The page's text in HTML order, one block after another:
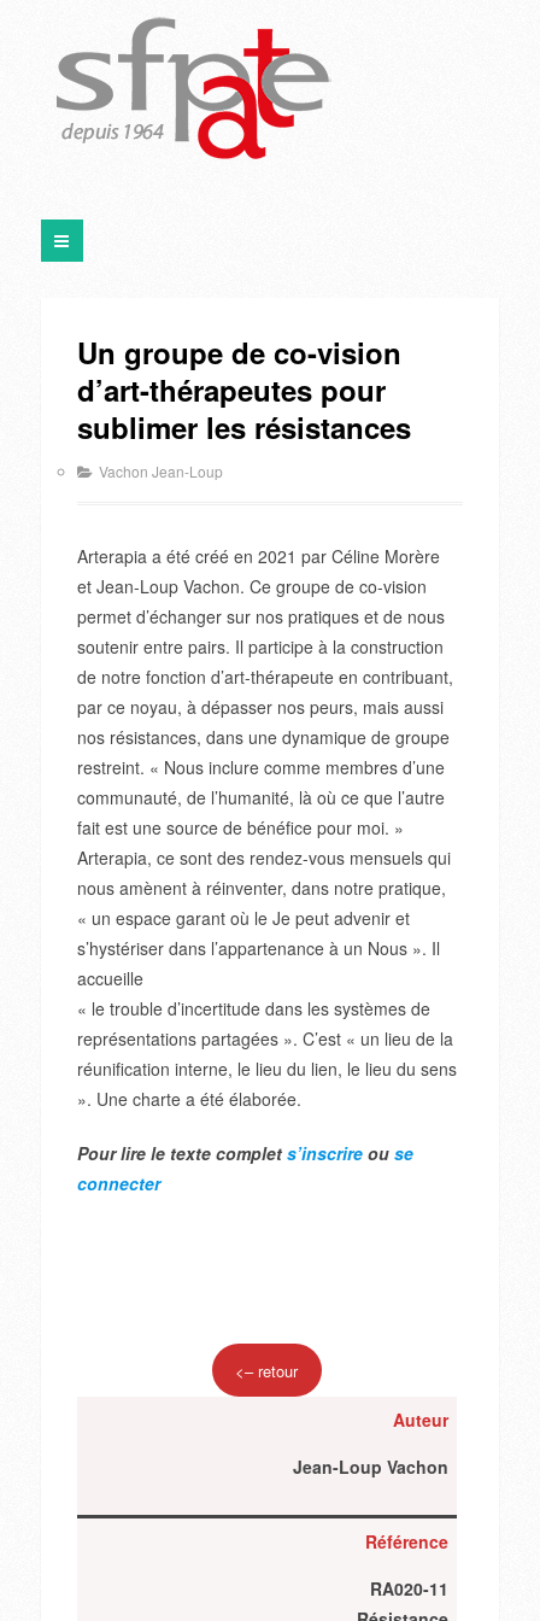
Un groupe de co-vision
d’art-thérapeutes pour
sublimer les résistances
Vachon Jean-Loup
Arterapia a été créé en 2021 par Céline Morère
et Jean-Loup Vachon. Ce groupe de co-vision
permet d’échanger sur nos pratiques et de nous
soutenir entre pairs. Il participe à la construction
de notre fonction d’art-thérapeute en contribuant,
par ce noyau, à dépasser nos peurs, mais aussi
nos résistances, dans une dynamique de groupe
restreint. « Nous inclure comme membres d’une
communauté, de l’humanité, là où ce que l’autre
fait est une source de bénéfice pour moi. »
Arterapia, ce sont des rendez-vous mensuels qui
nous amènent à réinventer, dans notre pratique,
« un espace garant où le Je peut advenir et
s’hystériser dans l’appartenance à un Nous ». Il
accueille
« le trouble d’incertitude dans les systèmes de
représentations partagées ». C’est « un lieu de la
réunification interne, le lieu du lien, le lieu du sens
». Une charte a été élaborée.
Pour lire le texte complet s’inscrireou se
connecter
<– retour
Auteur
Jean-Loup Vachon
Référence
RA020-11